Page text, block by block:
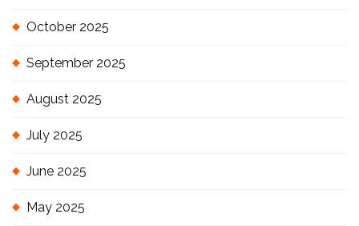
October 2025
September 2025
August 2025
July 2025
June 2025
May 2025